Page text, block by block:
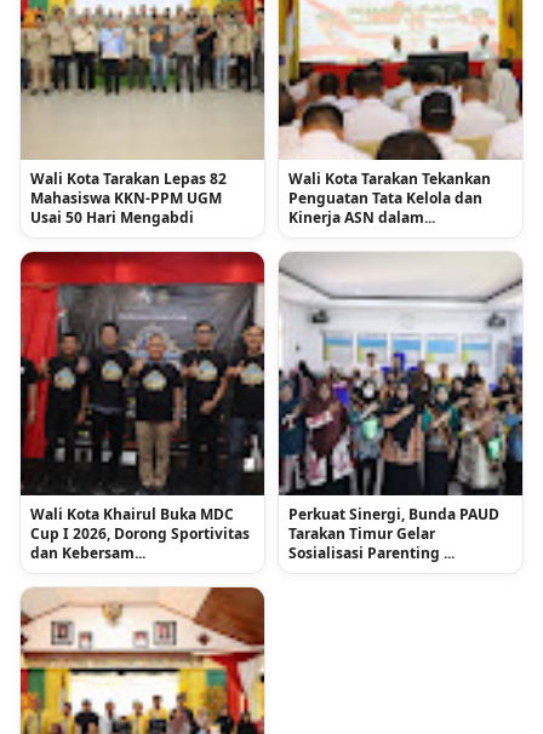
Wali Kota Tarakan Lepas 82
Mahasiswa KKN-PPM UGM
Usai 50 Hari Mengabdi
Wali Kota Tarakan Tekankan
Penguatan Tata Kelola dan
Kinerja ASN dalam...
Wali Kota Khairul Buka MDC
Cup I 2026, Dorong Sportivitas
dan Kebersam...
Perkuat Sinergi, Bunda PAUD
Tarakan Timur Gelar
Sosialisasi Parenting ...